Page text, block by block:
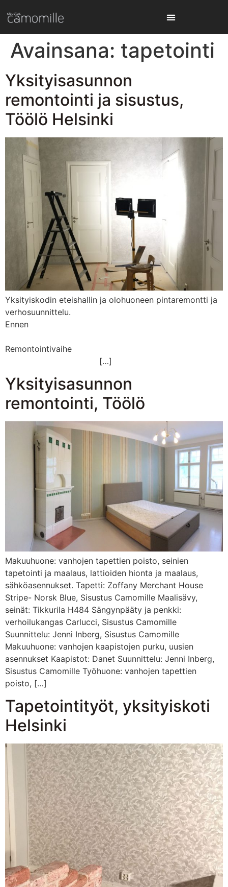
Avainsana: tapetointi
Yksityisasunnon
remontointi ja sisustus,
Töölö Helsinki
Yksityiskodin eteishallin ja olohuoneen pintaremontti ja
verhosuunnittelu.
Remontointivaihe
[…]
Yksityisasunnon
remontointi, Töölö
Makuuhuone: vanhojen tapettien poisto, seinien
tapetointi ja maalaus, lattioiden hionta ja maalaus,
sähköasennukset. Tapetti: Zoffany Merchant House
Stripe- Norsk Blue, Sisustus Camomille Maalisävy,
seinät: Tikkurila H484 Sängynpääty ja penkki:
verhoilukangas Carlucci, Sisustus Camomille
Suunnittelu: Jenni Inberg, Sisustus Camomille
Makuuhuone: vanhojen kaapistojen purku, uusien
asennukset Kaapistot: Danet Suunnittelu: Jenni Inberg,
Sisustus Camomille Työhuone: vanhojen tapettien
poisto, […]
Tapetointityöt, yksityiskoti
Helsinki